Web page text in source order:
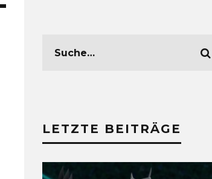
LETZTE BEITRÄGE